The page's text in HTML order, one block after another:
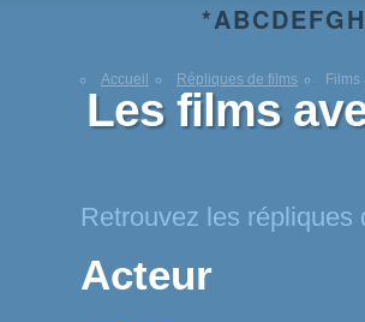
*ABCDEFGH
Accueil Répliques de films Films
Les films
Retrouvez les
Acteur